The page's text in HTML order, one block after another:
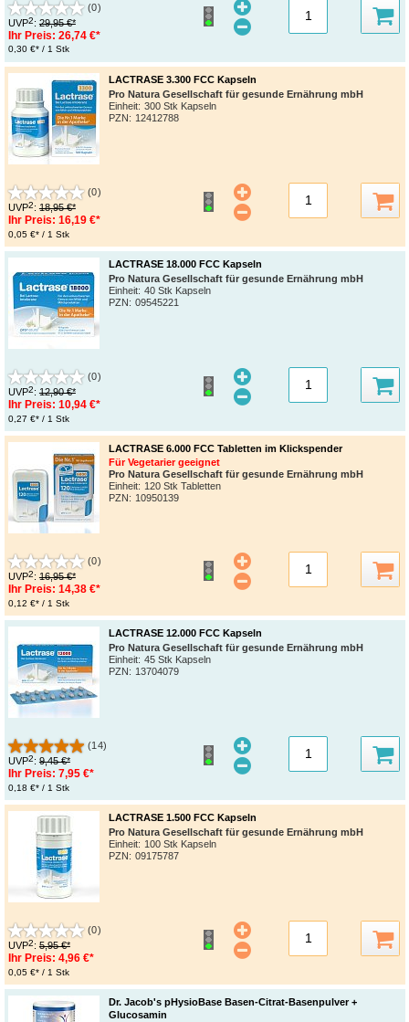
(0)
UVP2: 29,95 €*
Ihr Preis: 26,74 €*
0,30 €* / 1 Stk
LACTRASE 3.300 FCC Kapseln
Pro Natura Gesellschaft für gesunde Ernährung mbH
Einheit: 300 Stk Kapseln
PZN: 12412788
(0)
UVP2: 18,95 €*
Ihr Preis: 16,19 €*
0,05 €* / 1 Stk
LACTRASE 18.000 FCC Kapseln
Pro Natura Gesellschaft für gesunde Ernährung mbH
Einheit: 40 Stk Kapseln
PZN: 09545221
(0)
UVP2: 12,90 €*
Ihr Preis: 10,94 €*
0,27 €* / 1 Stk
LACTRASE 6.000 FCC Tabletten im Klickspender
Für Vegetarier geeignet
Pro Natura Gesellschaft für gesunde Ernährung mbH
Einheit: 120 Stk Tabletten
PZN: 10950139
(0)
UVP2: 16,95 €*
Ihr Preis: 14,38 €*
0,12 €* / 1 Stk
LACTRASE 12.000 FCC Kapseln
Pro Natura Gesellschaft für gesunde Ernährung mbH
Einheit: 45 Stk Kapseln
PZN: 13704079
(14)
UVP2: 9,45 €*
Ihr Preis: 7,95 €*
0,18 €* / 1 Stk
LACTRASE 1.500 FCC Kapseln
Pro Natura Gesellschaft für gesunde Ernährung mbH
Einheit: 100 Stk Kapseln
PZN: 09175787
(0)
UVP2: 5,95 €*
Ihr Preis: 4,96 €*
0,05 €* / 1 Stk
Dr. Jacob's pHysioBase Basen-Citrat-Basenpulver +
Glucosamin